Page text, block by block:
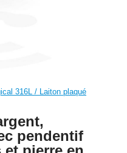
316L / Laiton plaqué
pendentif